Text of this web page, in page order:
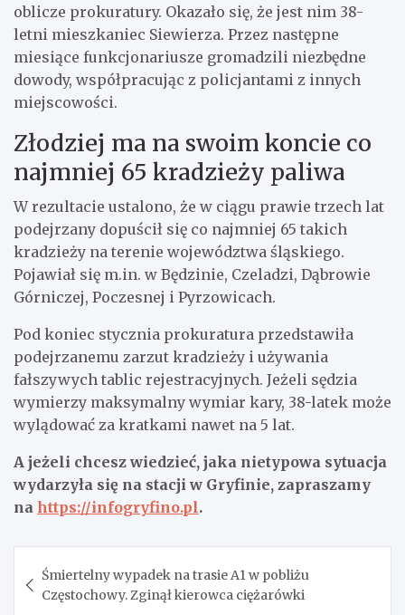
oblicze prokuratury. Okazało się, że jest nim 38-
letni mieszkaniec Siewierza. Przez następne
miesiące funkcjonariusze gromadzili niezbędne
dowody, współpracując z policjantami z innych
miejscowości.
Złodziej ma na swoim koncie co
najmniej 65 kradzieży paliwa
W rezultacie ustalono, że w ciągu prawie trzech lat
podejrzany dopuścił się co najmniej 65 takich
kradzieży na terenie województwa śląskiego.
Pojawiał się m.in. w Będzinie, Czeladzi, Dąbrowie
Górniczej, Poczesnej i Pyrzowicach.
Pod koniec stycznia prokuratura przedstawiła
podejrzanemu zarzut kradzieży i używania
fałszywych tablic rejestracyjnych. Jeżeli sędzia
wymierzy maksymalny wymiar kary, 38-latek może
wylądować za kratkami nawet na 5 lat.
A jeżeli chcesz wiedzieć, jaka nietypowa sytuacja
wydarzyła się na stacji w Gryfinie, zapraszamy
na https://infogryfino.pl.
Nawigacja
wpisu
Śmiertelny wypadek na trasie A1 w pobliżu
Częstochowy. Zginął kierowca ciężarówki